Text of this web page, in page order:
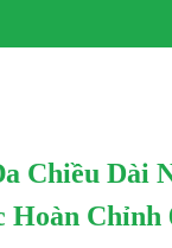
Chiều Dài
Chỉnh